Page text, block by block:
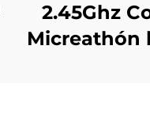
2.45Ghz
Micreathón